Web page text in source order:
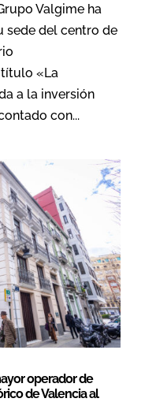
Valgime ha
sede del centro de
«La
a la inversión
con...
operador de
de Valencia al